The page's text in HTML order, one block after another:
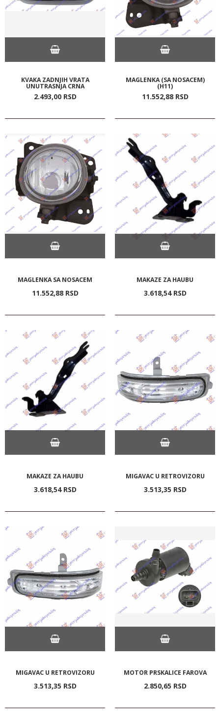
KVAKA ZADNJIH VRATA
UNUTRASNJA CRNA
2.493,00 RSD
MAGLENKA (SA NOSACEM)
(H11)
11.552,88 RSD
MAGLENKA SA NOSACEM
11.552,88 RSD
MAKAZE ZA HAUBU
3.618,54 RSD
MAKAZE ZA HAUBU
3.618,54 RSD
MIGAVAC U RETROVIZORU
3.513,35 RSD
MIGAVAC U RETROVIZORU
3.513,35 RSD
MOTOR PRSKALICE FAROVA
2.850,65 RSD